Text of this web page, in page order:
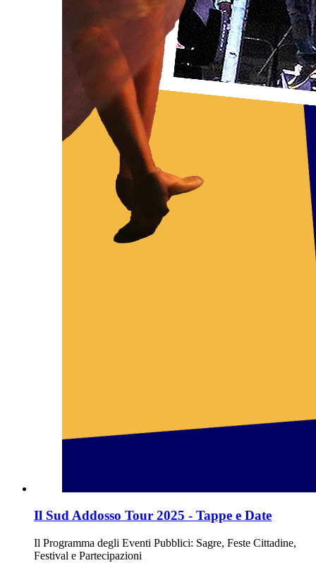
Il Sud Addosso Tour 2025 - Tappe e Date
Il Programma degli Eventi Pubblici: Sagre, Feste Cittadine,
Festival e Partecipazioni